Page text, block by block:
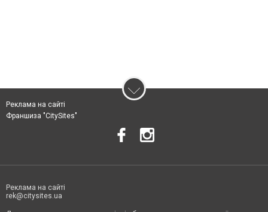
Реклама на сайті
Франшиза "CitySites"
Реклама на сайті
rek@citysites.ua